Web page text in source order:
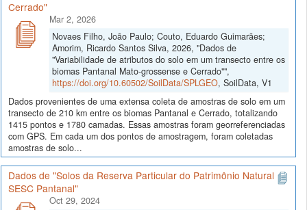
Cerrado"
Mar 2, 2026
Novaes Filho, João Paulo; Couto, Eduardo Guimarães;
Amorim, Ricardo Santos Silva, 2026, "Dados de
"Variabilidade de atributos do solo em um transecto entre os
biomas Pantanal Mato-grossense e Cerrado"",
https://doi.org/10.60502/SoilData/SPLGEO, SoilData, V1
Dados provenientes de uma extensa coleta de amostras de solo em um
transecto de 210 km entre os biomas Pantanal e Cerrado, totalizando
1415 pontos e 1780 camadas. Essas amostras foram georreferenciadas
com GPS. Em cada um dos pontos de amostragem, foram coletadas
amostras de solo...
Dados de "Solos da Reserva Particular do Patrimônio Natural
SESC Pantanal"
Oct 29, 2024